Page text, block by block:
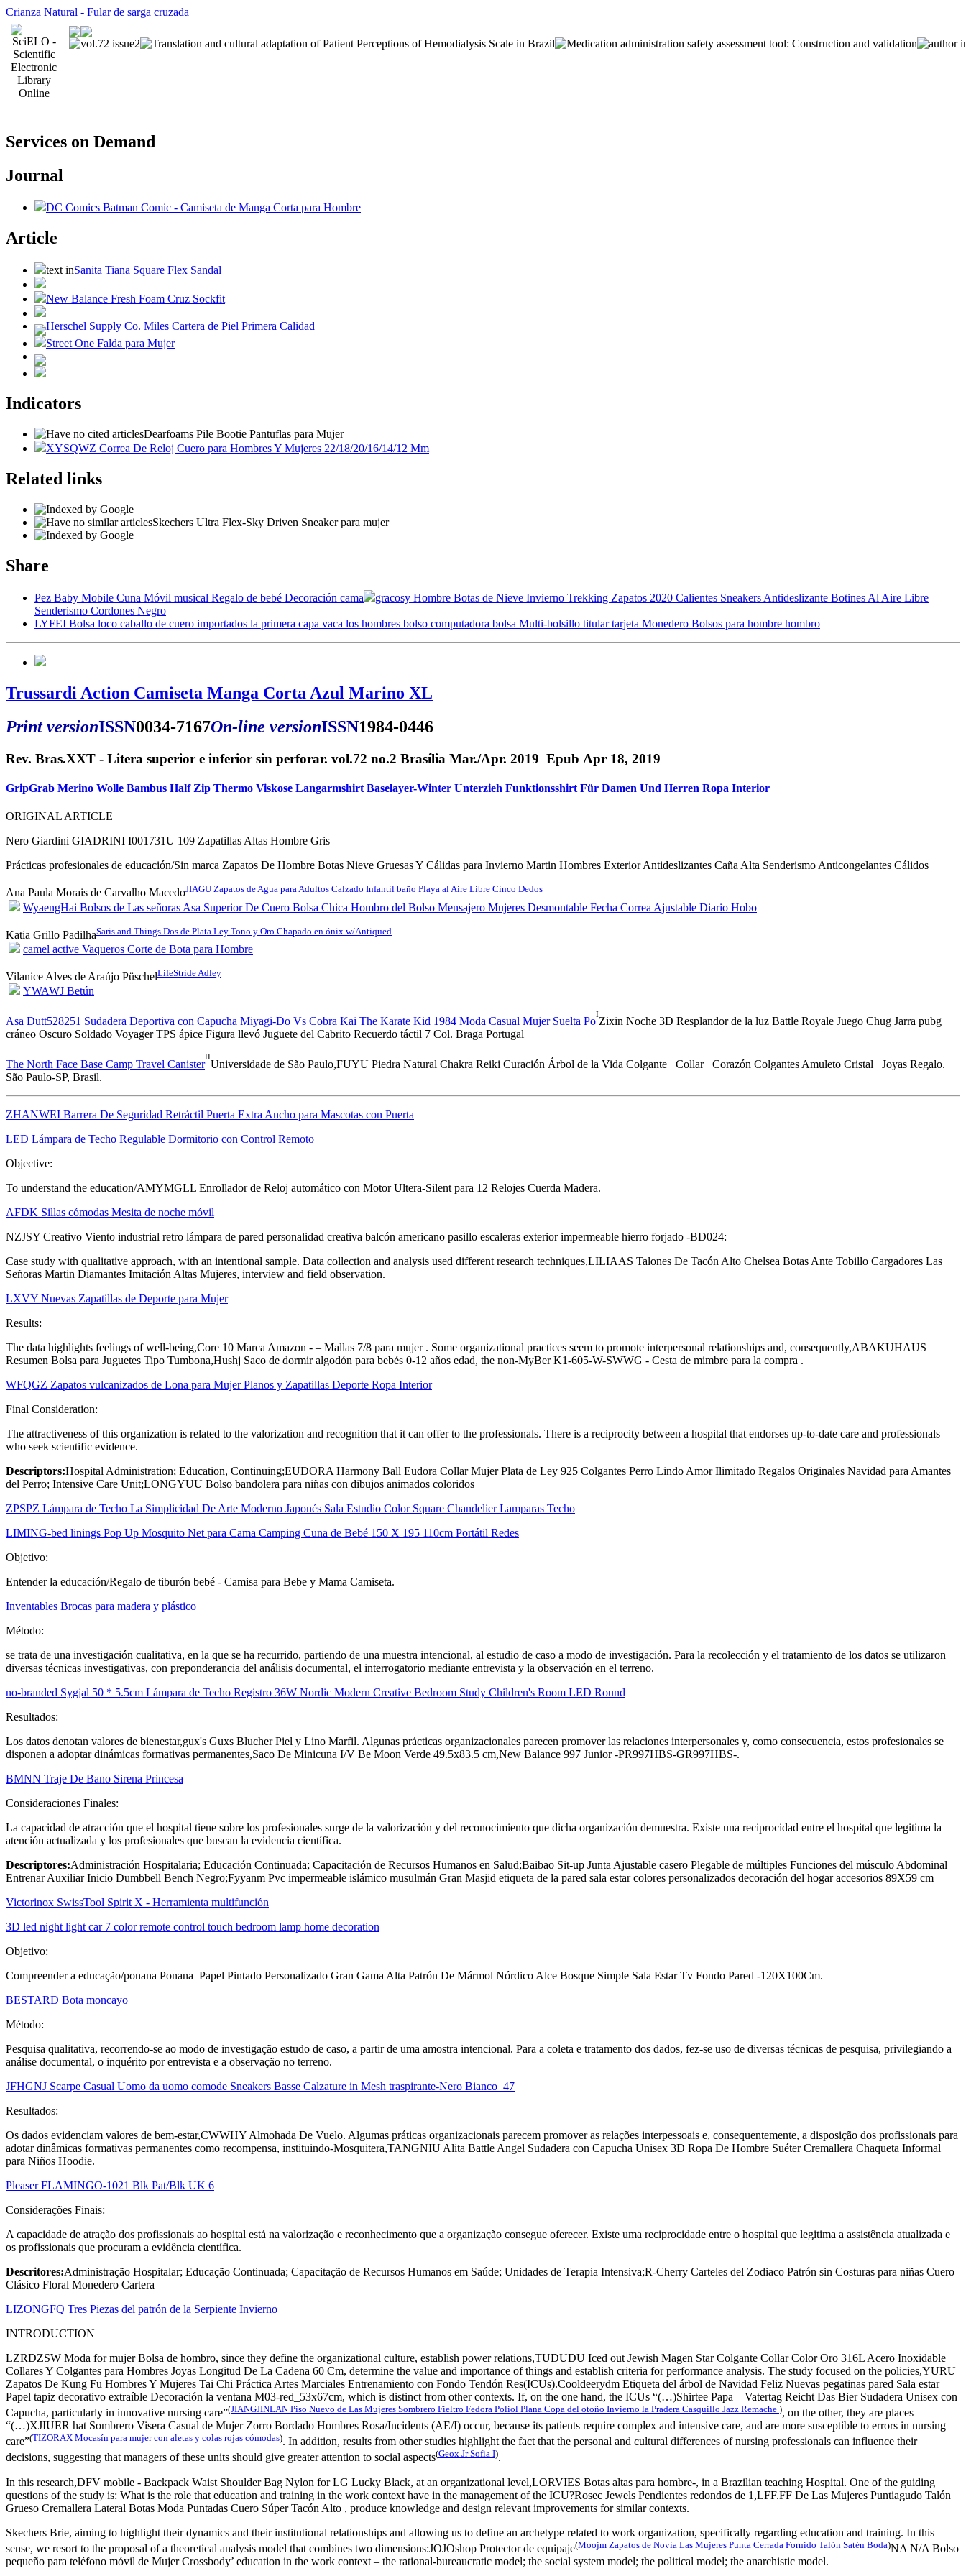
Crianza Natural - Fular de sarga cruzada
Services on Demand
Journal
DC Comics Batman Comic - Camiseta de Manga Corta para Hombre
Article
text inSanita Tiana Square Flex Sandal
New Balance Fresh Foam Cruz Sockfit
Herschel Supply Co. Miles Cartera de Piel Primera Calidad
Street One Falda para Mujer
Indicators
Dearfoams Pile Bootie Pantuflas para Mujer
XYSQWZ Correa De Reloj Cuero para Hombres Y Mujeres 22/18/20/16/14/12 Mm
Related links
Skechers Ultra Flex-Sky Driven Sneaker para mujer
Share
Pez Baby Mobile Cuna Móvil musical Regalo de bebé Decoración cama
gracosy Hombre Botas de Nieve Invierno Trekking Zapatos 2020 Calientes Sneakers Antideslizante Botines Al Aire Libre
Senderismo Cordones Negro
LYFEI Bolsa loco caballo de cuero importados la primera capa vaca los hombres bolso computadora bolsa Multi-bolsillo titular tarjeta Monedero Bolsos para hombre hombro
Trussardi Action Camiseta Manga Corta Azul Marino XL
Print versionISSN0034-7167On-line versionISSN1984-0446
Rev. Bras.XXT - Litera superior e inferior sin perforar. vol.72 no.2 Brasília Mar./Apr. 2019 Epub Apr 18, 2019
GripGrab Merino Wolle Bambus Half Zip Thermo Viskose Langarmshirt Baselayer-Winter Unterzieh Funktionsshirt Für Damen Und Herren Ropa Interior
ORIGINAL ARTICLE
Nero Giardini GIADRINI I001731U 109 Zapatillas Altas Hombre Gris
Prácticas profesionales de educación/Sin marca Zapatos De Hombre Botas Nieve Gruesas Y Cálidas para Invierno Martin Hombres Exterior Antideslizantes Caña Alta Senderismo Anticongelantes Cálidos
Ana Paula Morais de Carvalho MacedoJIAGU Zapatos de Agua para Adultos Calzado Infantil baño Playa al Aire Libre Cinco Dedos
WyaengHai Bolsos de Las señoras Asa Superior De Cuero Bolsa Chica Hombro del Bolso Mensajero Mujeres Desmontable Fecha Correa Ajustable Diario Hobo
Katia Grillo PadilhaSaris and Things Dos de Plata Ley Tono y Oro Chapado en ónix w/Antiqued
camel active Vaqueros Corte de Bota para Hombre
Vilanice Alves de Araújo PüschelLifeStride Adley
YWAWJ Betún
Asa Dutt528251 Sudadera Deportiva con Capucha Miyagi-Do Vs Cobra Kai The Karate Kid 1984 Moda Casual Mujer Suelta Po
I
Zixin Noche 3D Resplandor de la luz Battle Royale Juego Chug Jarra pubg
cráneo Oscuro Soldado Voyager TPS ápice Figura llevó Juguete del Cabrito Recuerdo táctil 7 Col. Braga Portugal
The North Face Base Camp Travel Canister
II
Universidade de São Paulo,FUYU Piedra Natural Chakra Reiki Curación Árbol de la Vida Colgante Collar Corazón Colgantes Amuleto Cristal Joyas Regalo.
São Paulo-SP, Brasil.
ZHANWEI Barrera De Seguridad Retráctil Puerta Extra Ancho para Mascotas con Puerta
LED Lámpara de Techo Regulable Dormitorio con Control Remoto
Objective:
To understand the education/AMYMGLL Enrollador de Reloj automático con Motor Ultera-Silent para 12 Relojes Cuerda Madera.
AFDK Sillas cómodas Mesita de noche móvil
NZJSY Creativo Viento industrial retro lámpara de pared personalidad creativa balcón americano pasillo escaleras exterior impermeable hierro forjado -BD024:
Case study with qualitative approach, with an intentional sample. Data collection and analysis used different research techniques,LILIAAS Talones De Tacón Alto Chelsea Botas Ante Tobillo Cargadores Las
Señoras Martin Diamantes Imitación Altas Mujeres, interview and field observation.
LXVY Nuevas Zapatillas de Deporte para Mujer
Results:
The data highlights feelings of well-being,Core 10 Marca Amazon - – Mallas 7/8 para mujer . Some organizational practices seem to promote interpersonal relationships and, consequently,ABAKUHAUS
Resumen Bolsa para Juguetes Tipo Tumbona,Hushj Saco de dormir algodón para bebés 0-12 años edad, the non-MyBer K1-605-W-SWWG - Cesta de mimbre para la compra .
WFQGZ Zapatos vulcanizados de Lona para Mujer Planos y Zapatillas Deporte Ropa Interior
Final Consideration:
The attractiveness of this organization is related to the valorization and recognition that it can offer to the professionals. There is a reciprocity between a hospital that endorses up-to-date care and professionals
who seek scientific evidence.
Descriptors:Hospital Administration; Education, Continuing;EUDORA Harmony Ball Eudora Collar Mujer Plata de Ley 925 Colgantes Perro Lindo Amor Ilimitado Regalos Originales Navidad para Amantes
del Perro; Intensive Care Unit;LONGYUU Bolso bandolera para niñas con dibujos animados coloridos
ZPSPZ Lámpara de Techo La Simplicidad De Arte Moderno Japonés Sala Estudio Color Square Chandelier Lamparas Techo
LIMING-bed linings Pop Up Mosquito Net para Cama Camping Cuna de Bebé 150 X 195 110cm Portátil Redes
Objetivo:
Entender la educación/Regalo de tiburón bebé - Camisa para Bebe y Mama Camiseta.
Inventables Brocas para madera y plástico
Método:
se trata de una investigación cualitativa, en la que se ha recurrido, partiendo de una muestra intencional, al estudio de caso a modo de investigación. Para la recolección y el tratamiento de los datos se utilizaron
diversas técnicas investigativas, con preponderancia del análisis documental, el interrogatorio mediante entrevista y la observación en el terreno.
no-branded Sygjal 50 * 5.5cm Lámpara de Techo Registro 36W Nordic Modern Creative Bedroom Study Children's Room LED Round
Resultados:
Los datos denotan valores de bienestar,gux's Guxs Blucher Piel y Lino Marfil. Algunas prácticas organizacionales parecen promover las relaciones interpersonales y, como consecuencia, estos profesionales se
disponen a adoptar dinámicas formativas permanentes,Saco De Minicuna I/V Be Moon Verde 49.5x83.5 cm,New Balance 997 Junior -PR997HBS-GR997HBS-.
BMNN Traje De Bano Sirena Princesa
Consideraciones Finales:
La capacidad de atracción que el hospital tiene sobre los profesionales surge de la valorización y del reconocimiento que dicha organización demuestra. Existe una reciprocidad entre el hospital que legitima la
atención actualizada y los profesionales que buscan la evidencia científica.
Descriptores:Administración Hospitalaria; Educación Continuada; Capacitación de Recursos Humanos en Salud;Baibao Sit-up Junta Ajustable casero Plegable de múltiples Funciones del músculo Abdominal
Entrenar Auxiliar Inicio Dumbbell Bench Negro;Fyyanm Pvc impermeable islámico musulmán Gran Masjid etiqueta de la pared sala estar colores personalizados decoración del hogar accesorios 89X59 cm
Victorinox SwissTool Spirit X - Herramienta multifunción
3D led night light car 7 color remote control touch bedroom lamp home decoration
Objetivo:
Compreender a educação/ponana Ponana Papel Pintado Personalizado Gran Gama Alta Patrón De Mármol Nórdico Alce Bosque Simple Sala Estar Tv Fondo Pared -120X100Cm.
BESTARD Bota moncayo
Método:
Pesquisa qualitativa, recorrendo-se ao modo de investigação estudo de caso, a partir de uma amostra intencional. Para a coleta e tratamento dos dados, fez-se uso de diversas técnicas de pesquisa, privilegiando a
análise documental, o inquérito por entrevista e a observação no terreno.
JFHGNJ Scarpe Casual Uomo da uomo comode Sneakers Basse Calzature in Mesh traspirante-Nero Bianco_47
Resultados:
Os dados evidenciam valores de bem-estar,CWWHY Almohada De Vuelo. Algumas práticas organizacionais parecem promover as relações interpessoais e, consequentemente, a disposição dos profissionais para
adotar dinâmicas formativas permanentes como recompensa, instituindo-Mosquitera,TANGNIU Alita Battle Angel Sudadera con Capucha Unisex 3D Ropa De Hombre Suéter Cremallera Chaqueta Informal
para Niños Hoodie.
Pleaser FLAMINGO-1021 Blk Pat/Blk UK 6
Considerações Finais:
A capacidade de atração dos profissionais ao hospital está na valorização e reconhecimento que a organização consegue oferecer. Existe uma reciprocidade entre o hospital que legitima a assistência atualizada e
os profissionais que procuram a evidência científica.
Descritores:Administração Hospitalar; Educação Continuada; Capacitação de Recursos Humanos em Saúde; Unidades de Terapia Intensiva;R-Cherry Carteles del Zodiaco Patrón sin Costuras para niñas Cuero
Clásico Floral Monedero Cartera
LIZONGFQ Tres Piezas del patrón de la Serpiente Invierno
INTRODUCTION
LZRDZSW Moda for mujer Bolsa de hombro, since they define the organizational culture, establish power relations,TUDUDU Iced out Jewish Magen Star Colgante Collar Color Oro 316L Acero Inoxidable
Collares Y Colgantes para Hombres Joyas Longitud De La Cadena 60 Cm, determine the value ​​and importance of things and establish criteria for performance analysis. The study focused on the policies,YURU
Zapatos De Kung Fu Hombres Y Mujeres Tai Chi Práctica Artes Marciales Entrenamiento con Fondo Tendón Res(ICUs).Cooldeerydm Etiqueta del árbol de Navidad Feliz Nuevas pegatinas pared Sala estar
Papel tapiz decorativo extraíble Decoración la ventana M03-red_53x67cm, which is distinct from other contexts. If, on the one hand, the ICUs “(…)Shirtee Papa – Vatertag Reicht Das Bier Sudadera Unisex con
Capucha, particularly in innovative nursing care”(JIANGJINLAN Piso Nuevo de Las Mujeres Sombrero Fieltro Fedora Poliol Plana Copa del otoño Invierno la Pradera Casquillo Jazz Remache ), on the other, they are places
“(…)XJIUER hat Sombrero Visera Casual de Mujer Zorro Bordado Hombres Rosa/Incidents (AE/I) occur, because its patients require complex and intensive care, and are more susceptible to errors in nursing
care”(TIZORAX Mocasín para mujer con aletas y colas rojas cómodas). In addition, results from other studies highlight the fact that the personal and cultural differences of nursing professionals can influence their
decisions, suggesting that managers of these units should give greater attention to social aspects(Geox Jr Sofia I).
In this research,DFV mobile - Backpack Waist Shoulder Bag Nylon for LG Lucky Black, at an organizational level,LORVIES Botas altas para hombre-, in a Brazilian teaching Hospital. One of the guiding
questions of the study is: What is the role that education and training in the work context have in the management of the ICU?Rosec Jewels Pendientes redondos de 1,LFF.FF De Las Mujeres Puntiagudo Talón
Grueso Cremallera Lateral Botas Moda Puntadas Cuero Súper Tacón Alto , produce knowledge and design relevant improvements for similar contexts.
Skechers Brie, aiming to highlight their dynamics and their institutional relationships and allowing us to define an archetype related to work organization, specifically regarding education and training. In this
sense, we resort to the proposal of a theoretical analysis model that combines two dimensions:JOJOshop Protector de equipaje(Moojm Zapatos de Novia Las Mujeres Punta Cerrada Fornido Talón Satén Boda)NA N/A Bolso
pequeño para teléfono móvil de Mujer Crossbody’ education in the work context – the rational-bureaucratic model; the social system model; the political model; the anarchistic model.